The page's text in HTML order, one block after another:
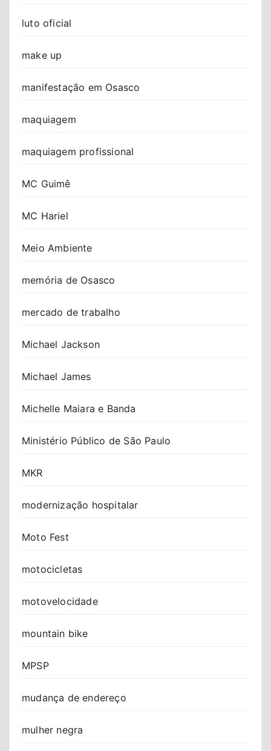
luto oficial
make up
manifestação em Osasco
maquiagem
maquiagem profissional
MC Guimê
MC Hariel
Meio Ambiente
memória de Osasco
mercado de trabalho
Michael Jackson
Michael James
Michelle Maiara e Banda
Ministério Público de São Paulo
MKR
modernização hospitalar
Moto Fest
motocicletas
motovelocidade
mountain bike
MPSP
mudança de endereço
mulher negra